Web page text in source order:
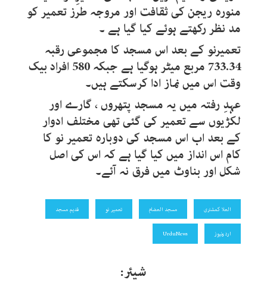
منورہ ریجن کی ثقافت اور مروجہ طرز تعمیر کو
مد نظر رکھتے ہوئے کیا گیا ہے ۔
تعمیرنو کے بعد اس مسجد کا مجموعی رقبہ
733.34 مربع میٹر ہوگیا ہے جبکہ 580 افراد بیک
وقت اس میں نماز ادا کرسکتے ہیں۔
عہدِ رفتہ میں یہ مسجد پتھروں ، گارے اور
لکڑیوں سے تعمیر کی گئی تھی مختلف ادوار
کے بعد اب اس مسجد کی دوبارہ تعمیر نو کا
کام اس انداز میں کیا گیا ہے کہ اس کی اصل
شکل اور بناوٹ میں فرق نہ آئے۔
العلا کمشنری مسجد العضام تعمیر نو قدیم مسجد
اردونیوز UrduNews
شیئر: